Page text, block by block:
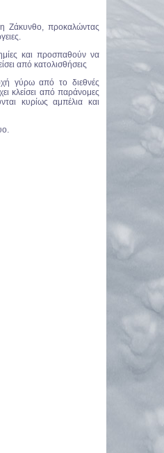
Ζάκυνθο, προκαλώντας
και προσπαθούν να
από κατολισθήσεις
γύρω από το διεθνές
κλείσει από παράνομες
κυρίως αμπέλια και